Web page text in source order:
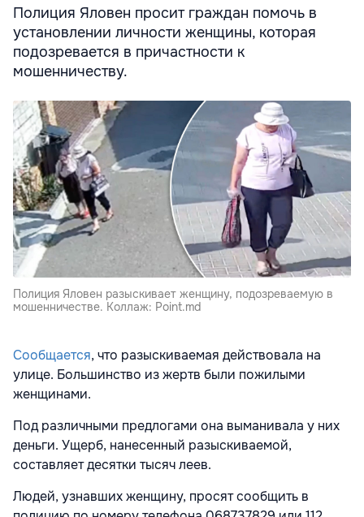
Полиция Яловен просит граждан помочь в
установлении личности женщины, которая
подозревается в причастности к
мошенничеству.
Полиция Яловен разыскивает женщину, подозреваемую в
мошенничестве. Коллаж: Point.md
Сообщается, что разыскиваемая действовала на
улице. Большинство из жертв были пожилыми
женщинами.
Под различными предлогами она выманивала у них
деньги. Ущерб, нанесенный разыскиваемой,
составляет десятки тысяч леев.
Людей, узнавших женщину, просят сообщить в